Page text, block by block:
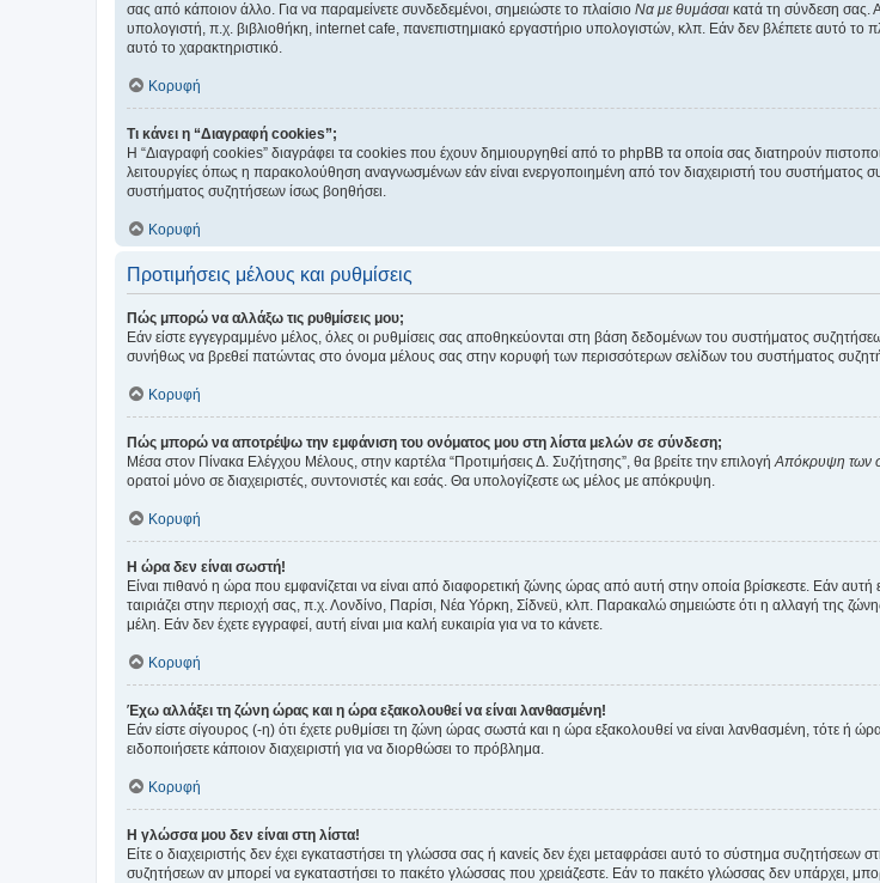
σας από κάποιον άλλο. Για να παραμείνετε συνδεδεμένοι, σημειώστε το πλαίσιο Να με θυμάσαι κατά τη σύνδεση σας.
υπολογιστή, π.χ. βιβλιοθήκη, internet cafe, πανεπιστημιακό εργαστήριο υπολογιστών, κλπ. Εάν δεν βλέπετε αυτό το
αυτό το χαρακτηριστικό.
Κορυφή
Τι κάνει η “Διαγραφή cookies”;
Η “Διαγραφή cookies” διαγράφει τα cookies που έχουν δημιουργηθεί από το phpBB τα οποία σας διατηρούν
λειτουργίες όπως η παρακολούθηση αναγνωσμένων εάν είναι ενεργοποιημένη από τον διαχειριστή του
συστήματος συζητήσεων ίσως βοηθήσει.
Κορυφή
Προτιμήσεις μέλους και ρυθμίσεις
Πώς μπορώ να αλλάξω τις ρυθμίσεις μου;
Εάν είστε εγγεγραμμένο μέλος, όλες οι ρυθμίσεις σας αποθηκεύονται στη βάση δεδομένων του συστήματος
συνήθως να βρεθεί πατώντας στο όνομα μέλους σας στην κορυφή των περισσότερων σελίδων του συστήματος
Κορυφή
Πώς μπορώ να αποτρέψω την εμφάνιση του ονόματος μου στη λίστα μελών σε σύνδεση;
Μέσα στον Πίνακα Ελέγχου Μέλους, στην καρτέλα “Προτιμήσεις Δ. Συζήτησης”, θα βρείτε την επιλογήΑπόκρυψη των
ορατοί μόνο σε διαχειριστές, συντονιστές και εσάς. Θα υπολογίζεστε ως μέλος με απόκρυψη.
Κορυφή
Η ώρα δεν είναι σωστή!
Είναι πιθανό η ώρα που εμφανίζεται να είναι από διαφορετική ζώνης ώρας από αυτή στην οποία βρίσκεστε. Εάν
ταιριάζει στην περιοχή σας, π.χ. Λονδίνο, Παρίσι, Νέα Υόρκη, Σίδνεϋ, κλπ. Παρακαλώ σημειώστε ότι η αλλαγή της
μέλη. Εάν δεν έχετε εγγραφεί, αυτή είναι μια καλή ευκαιρία για να το κάνετε.
Κορυφή
Έχω αλλάξει τη ζώνη ώρας και η ώρα εξακολουθεί να είναι λανθασμένη!
Εάν είστε σίγουρος (-η) ότι έχετε ρυθμίσει τη ζώνη ώρας σωστά και η ώρα εξακολουθεί να είναι λανθασμένη, τότε ή
ειδοποιήσετε κάποιον διαχειριστή για να διορθώσει το πρόβλημα.
Κορυφή
Η γλώσσα μου δεν είναι στη λίστα!
Είτε ο διαχειριστής δεν έχει εγκαταστήσει τη γλώσσα σας ή κανείς δεν έχει μεταφράσει αυτό το σύστημα
συζητήσεων αν μπορεί να εγκαταστήσει το πακέτο γλώσσας που χρειάζεστε. Εάν το πακέτο γλώσσας δεν υπάρχει,